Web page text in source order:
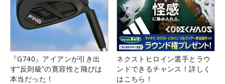
『G740』アイアンが引き出
す“反則級”の寛容性と飛びは
本当だった！
ネクストヒロイン選手とラウ
ンドできるチャンス！詳しく
はこちら！